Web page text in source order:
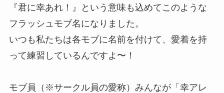
『君に幸あれ！』という意味も込めてこのような
フラッシュモブ名になりました。
いつも私たちは各モブに名前を付けて、愛着を持
って練習しているんですよ〜！
モブ員（※サークル員の愛称）みんなが「幸アレ